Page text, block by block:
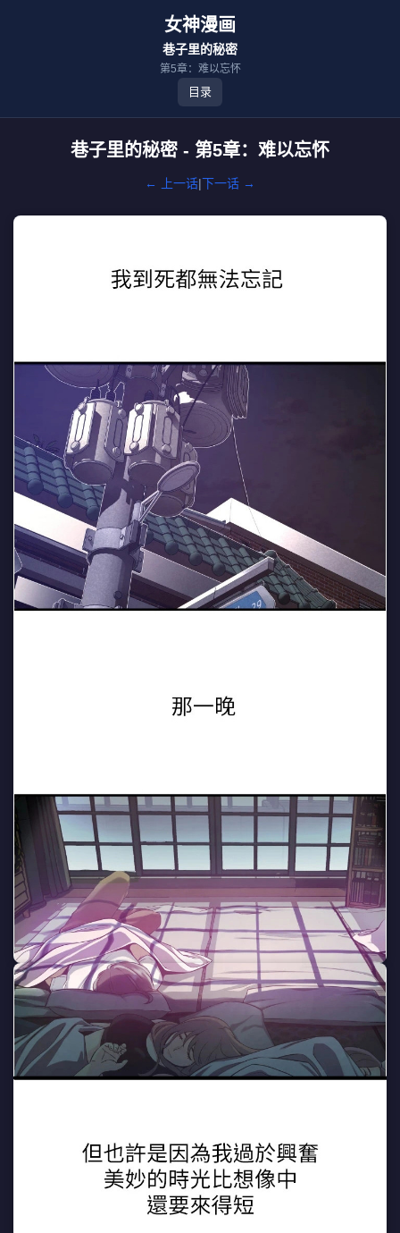
女神漫画
巷子里的秘密
第5章：难以忘怀
目录
巷子里的秘密 - 第5章：难以忘怀
← 上一话|下一话 →